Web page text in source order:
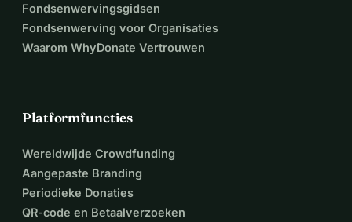
Fondsenwervingsgidsen
Fondsenwerving voor Organisaties
Waarom WhyDonate Vertrouwen
Platformfuncties
Wereldwijde Crowdfunding
Aangepaste Branding
Periodieke Donaties
QR-code en Betaalverzoeken